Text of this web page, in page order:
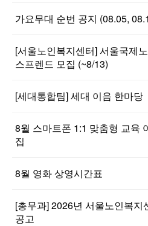
가요무대 순번 공지 (08.05,
[서울노인복지센터] 서울국제
스프렌드 모집 (~8/13)
[세대통합팀] 세대 이음 한마당
8월 스마트폰 1:1 맞춤형 교육
집
8월 영화 상영시간표
[총무과] 2026년 서울노인복지
공고